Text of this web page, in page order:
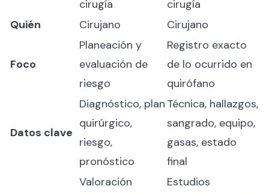
cirugía
cirugía
Quién
Cirujano Cirujano
Foco
Planeación y
evaluación de
riesgo
Registro exacto
de lo ocurrido en
quirófano
Datos clave
Diagnóstico, plan
quirúrgico,
riesgo,
pronóstico
Técnica, hallazgos,
sangrado, equipo,
gasas, estado
final
Valoración
Estudios